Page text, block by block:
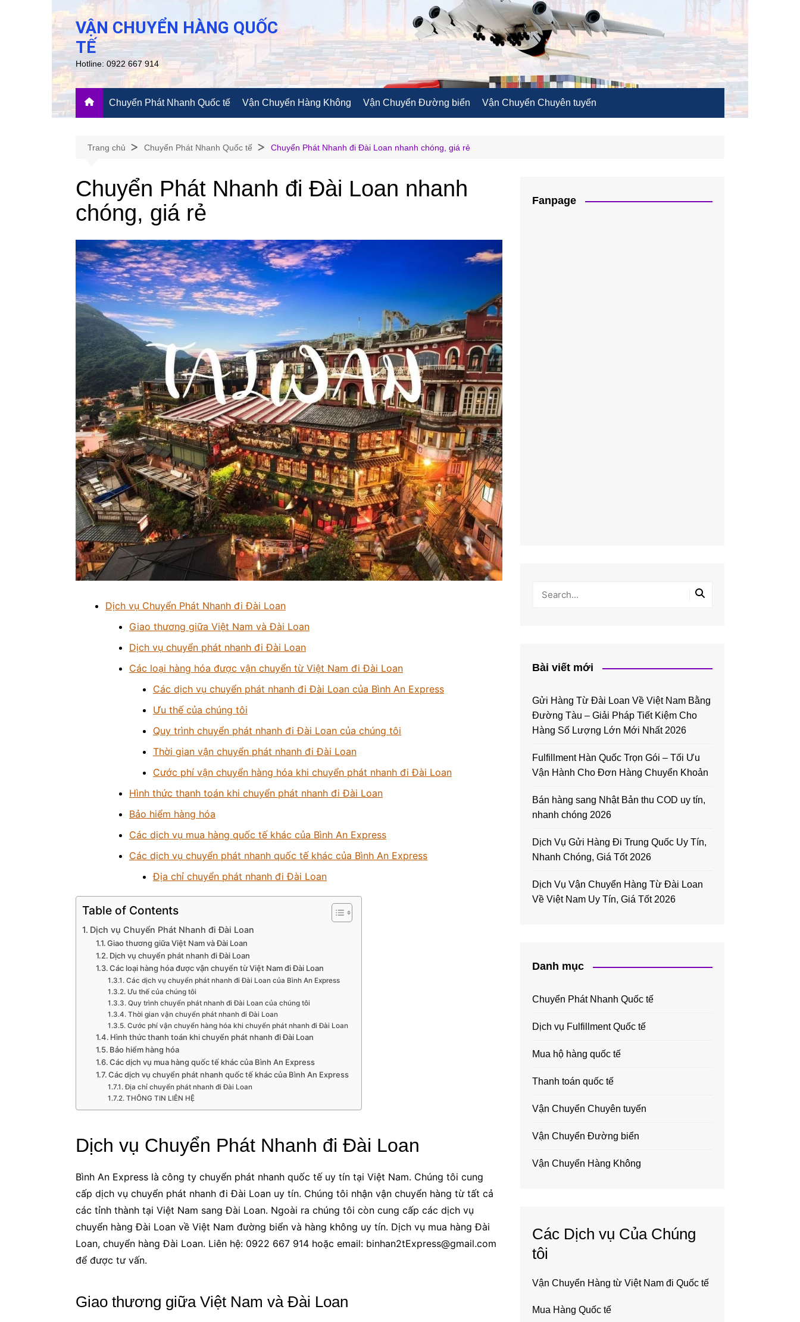
VẬN CHUYỂN HÀNG QUỐC
TẾ
Hotline: 0922 667 914
Chuyển Phát Nhanh Quốc tế Vận Chuyển Hàng Không Vận Chuyển Đường biển Vận Chuyển Chuyên tuyến
Trang chủ Chuyển Phát Nhanh Quốc tế Chuyển Phát Nhanh đi Đài Loan nhanh chóng, giá rẻ
Chuyển Phát Nhanh đi Đài Loan nhanh
chóng, giá rẻ
Dịch vụ Chuyển Phát Nhanh đi Đài Loan
Giao thương giữa Việt Nam và Đài Loan
Dịch vụ chuyển phát nhanh đi Đài Loan
Các loại hàng hóa được vận chuyển từ Việt Nam đi Đài Loan
Các dịch vụ chuyển phát nhanh đi Đài Loan của Bình An Express
Ưu thế của chúng tôi
Quy trình chuyển phát nhanh đi Đài Loan của chúng tôi
Thời gian vận chuyển phát nhanh đi Đài Loan
Cước phí vận chuyển hàng hóa khi chuyển phát nhanh đi Đài Loan
Hình thức thanh toán khi chuyển phát nhanh đi Đài Loan
Bảo hiểm hàng hóa
Các dịch vụ mua hàng quốc tế khác của Bình An Express
Các dịch vụ chuyển phát nhanh quốc tế khác của Bình An Express
Địa chỉ chuyển phát nhanh đi Đài Loan
Table of Contents
Dịch vụ Chuyển Phát Nhanh đi Đài Loan
Giao thương giữa Việt Nam và Đài Loan
Dịch vụ chuyển phát nhanh đi Đài Loan
Các loại hàng hóa được vận chuyển từ Việt Nam đi Đài Loan
Các dịch vụ chuyển phát nhanh đi Đài Loan của Bình An Express
Ưu thế của chúng tôi
Quy trình chuyển phát nhanh đi Đài Loan của chúng tôi
Thời gian vận chuyển phát nhanh đi Đài Loan
Cước phí vận chuyển hàng hóa khi chuyển phát nhanh đi Đài Loan
Hình thức thanh toán khi chuyển phát nhanh đi Đài Loan
Bảo hiểm hàng hóa
Các dịch vụ mua hàng quốc tế khác của Bình An Express
Các dịch vụ chuyển phát nhanh quốc tế khác của Bình An Express
Địa chỉ chuyển phát nhanh đi Đài Loan
THÔNG TIN LIÊN HỆ
Dịch vụ Chuyển Phát Nhanh đi Đài Loan
Bình An Express là công ty chuyển phát nhanh quốc tế uy tín tại Việt Nam. Chúng tôi cung
cấp dịch vụ chuyển phát nhanh đi Đài Loan uy tín. Chúng tôi nhận vận chuyển hàng từ tất cả
các tỉnh thành tại Việt Nam sang Đài Loan. Ngoài ra chúng tôi còn cung cấp các dịch vụ
chuyển hàng Đài Loan về Việt Nam đường biển và hàng không uy tín. Dịch vụ mua hàng Đài
Loan, chuyển hàng Đài Loan. Liên hệ: 0922 667 914 hoặc email: binhan2tExpress@gmail.com
để được tư vấn.
Giao thương giữa Việt Nam và Đài Loan
Fanpage
Bài viết mới
Gửi Hàng Từ Đài Loan Về Việt Nam Bằng
Đường Tàu – Giải Pháp Tiết Kiệm Cho
Hàng Số Lượng Lớn Mới Nhất 2026
Fulfillment Hàn Quốc Trọn Gói – Tối Ưu
Vận Hành Cho Đơn Hàng Chuyển Khoản
Bán hàng sang Nhật Bản thu COD uy tín,
nhanh chóng 2026
Dịch Vụ Gửi Hàng Đi Trung Quốc Uy Tín,
Nhanh Chóng, Giá Tốt 2026
Dịch Vụ Vận Chuyển Hàng Từ Đài Loan
Về Việt Nam Uy Tín, Giá Tốt 2026
Danh mục
Chuyển Phát Nhanh Quốc tế
Dịch vụ Fulfillment Quốc tế
Mua hộ hàng quốc tế
Thanh toán quốc tế
Vận Chuyển Chuyên tuyến
Vận Chuyển Đường biển
Vận Chuyển Hàng Không
Các Dịch vụ Của Chúng
tôi
Vận Chuyển Hàng từ Việt Nam đi Quốc tế
Mua Hàng Quốc tế